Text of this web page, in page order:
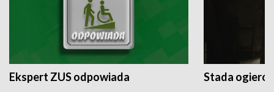
Ekspert ZUS odpowiada Stada